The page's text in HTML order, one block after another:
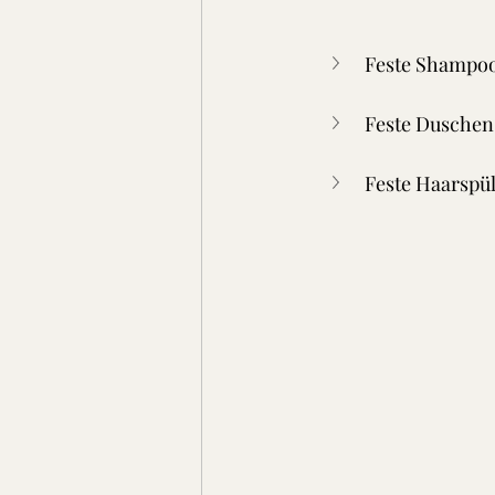
Feste
Feste Duschen
Feste